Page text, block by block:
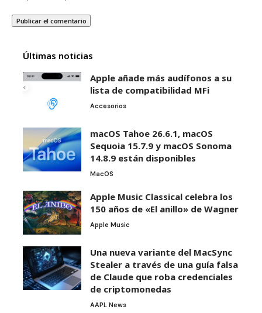
Últimas noticias
Apple añade más audífonos a su
lista de compatibilidad MFi
Accesorios
macOS Tahoe 26.6.1, macOS
Sequoia 15.7.9 y macOS Sonoma
14.8.9 están disponibles
MacOS
Apple Music Classical celebra los
150 años de «El anillo» de Wagner
Apple Music
Una nueva variante del MacSync
Stealer a través de una guía falsa
de Claude que roba credenciales
de criptomonedas
AAPL News